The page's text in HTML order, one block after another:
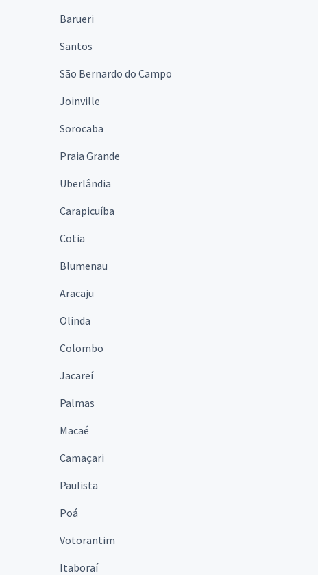
Barueri
Santos
São Bernardo do Campo
Joinville
Sorocaba
Praia Grande
Uberlândia
Carapicuíba
Cotia
Blumenau
Aracaju
Olinda
Colombo
Jacareí
Palmas
Macaé
Camaçari
Paulista
Poá
Votorantim
Itaboraí